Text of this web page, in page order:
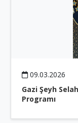
09.03.2026
Gazi Şeyh
Programı